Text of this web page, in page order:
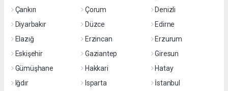
Çankırı
Çorum
Denizli
Diyarbakır
Düzce
Edirne
Elazığ
Erzincan
Erzurum
Eskişehir
Gaziantep
Giresun
Gümüşhane
Hakkari
Hatay
Iğdır
Isparta
İstanbul